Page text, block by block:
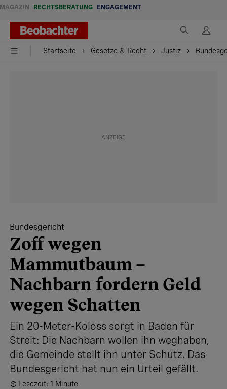
MAGAZIN RECHTSBERATUNG ENGAGEMENT
Startseite Gesetze & Recht Justiz
Bundesgericht
Zoff wegen
Mammutbaum –
Nachbarn fordern Geld
wegen Schatten
Ein 20-Meter-Koloss sorgt in Baden für
Streit: Die Nachbarn wollen ihn weghaben,
die Gemeinde stellt ihn unter Schutz. Das
Bundesgericht hat nun ein Urteil gefällt.
Lesezeit: 1 Minute